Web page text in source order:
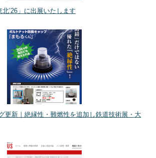
’26」に出展いたします
更新｜絶縁性・難燃性を追加し鉄道技術展・大